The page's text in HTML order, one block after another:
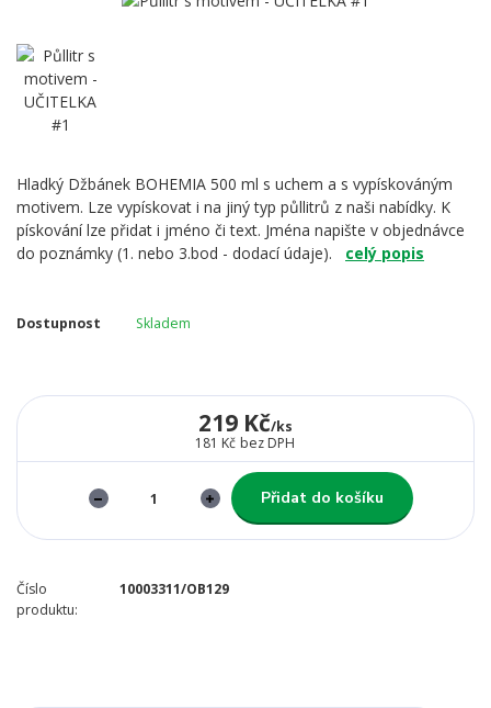
Hladký Džbánek BOHEMIA 500 ml s uchem a s vypískováným
motivem. Lze vypískovat i na jiný typ půllitrů z naši nabídky. K
pískování lze přidat i jméno či text. Jména napište v objednávce
do poznámky (1. nebo 3.bod - dodací údaje). celý popis
Dostupnost Skladem
219 Kč/ks
181 Kč bez DPH
Přidat do košíku
Číslo
produktu:
10003311/OB129